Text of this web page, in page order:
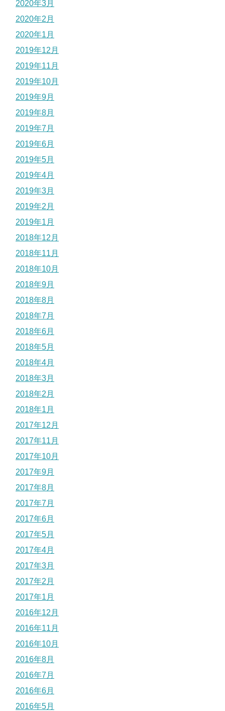
2020年3月
2020年2月
2020年1月
2019年12月
2019年11月
2019年10月
2019年9月
2019年8月
2019年7月
2019年6月
2019年5月
2019年4月
2019年3月
2019年2月
2019年1月
2018年12月
2018年11月
2018年10月
2018年9月
2018年8月
2018年7月
2018年6月
2018年5月
2018年4月
2018年3月
2018年2月
2018年1月
2017年12月
2017年11月
2017年10月
2017年9月
2017年8月
2017年7月
2017年6月
2017年5月
2017年4月
2017年3月
2017年2月
2017年1月
2016年12月
2016年11月
2016年10月
2016年8月
2016年7月
2016年6月
2016年5月